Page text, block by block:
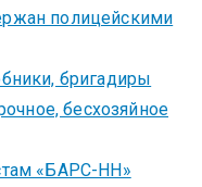
полицейскими
бригадиры
бесхозяйное
«БАРС-НН»